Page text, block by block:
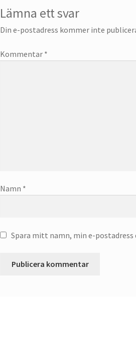
Lämna ett svar
Din e-postadress kommer inte
Kommentar *
Namn *
Spara mitt namn, min e-